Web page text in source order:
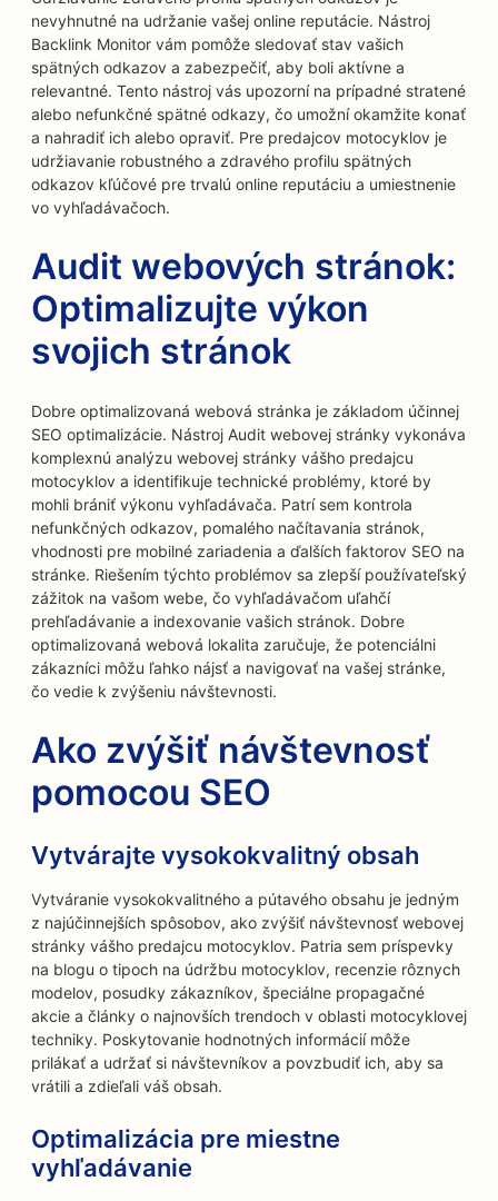
nevyhnutné na udržanie vašej online reputácie. Nástroj
Backlink Monitor vám pomôže sledovať stav vašich
spätných odkazov a zabezpečiť, aby boli aktívne a
relevantné. Tento nástroj vás upozorní na prípadné stratené
alebo nefunkčné spätné odkazy, čo umožní okamžite konať
a nahradiť ich alebo opraviť. Pre predajcov motocyklov je
udržiavanie robustného a zdravého profilu spätných
odkazov kľúčové pre trvalú online reputáciu a umiestnenie
vo vyhľadávačoch.
Audit webových stránok:
Optimalizujte výkon
svojich stránok
Dobre optimalizovaná webová stránka je základom účinnej
SEO optimalizácie. Nástroj Audit webovej stránky vykonáva
komplexnú analýzu webovej stránky vášho predajcu
motocyklov a identifikuje technické problémy, ktoré by
mohli brániť výkonu vyhľadávača. Patrí sem kontrola
nefunkčných odkazov, pomalého načítavania stránok,
vhodnosti pre mobilné zariadenia a ďalších faktorov SEO na
stránke. Riešením týchto problémov sa zlepší používateľský
zážitok na vašom webe, čo vyhľadávačom uľahčí
prehľadávanie a indexovanie vašich stránok. Dobre
optimalizovaná webová lokalita zaručuje, že potenciálni
zákazníci môžu ľahko nájsť a navigovať na vašej stránke,
čo vedie k zvýšeniu návštevnosti.
Ako zvýšiť návštevnosť
pomocou SEO
Vytvárajte vysokokvalitný obsah
Vytváranie vysokokvalitného a pútavého obsahu je jedným
z najúčinnejších spôsobov, ako zvýšiť návštevnosť webovej
stránky vášho predajcu motocyklov. Patria sem príspevky
na blogu o tipoch na údržbu motocyklov, recenzie rôznych
modelov, posudky zákazníkov, špeciálne propagačné
akcie a články o najnovších trendoch v oblasti motocyklovej
techniky. Poskytovanie hodnotných informácií môže
prilákať a udržať si návštevníkov a povzbudiť ich, aby sa
vrátili a zdieľali váš obsah.
Optimalizácia pre miestne
vyhľadávanie